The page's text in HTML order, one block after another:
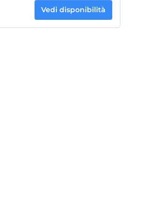
Vedi disponibilità